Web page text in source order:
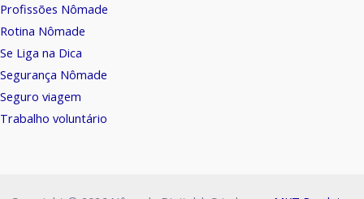
Profissões Nômade
Rotina Nômade
Se Liga na Dica
Segurança Nômade
Seguro viagem
Trabalho voluntário